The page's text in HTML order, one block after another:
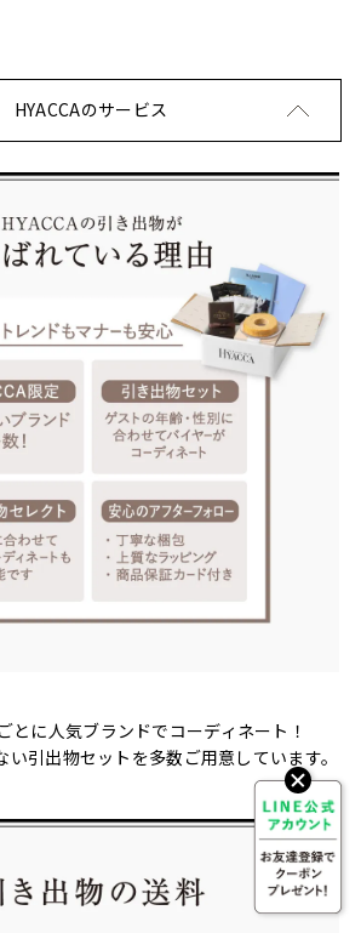
HYACCAのサービス
とに人気ブランドでコーディネート！
い引出物セットを多数ご用意しています。